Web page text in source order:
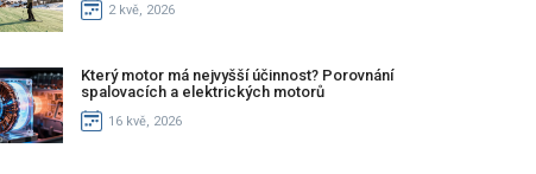
2 kvě, 2026
Který motor má nejvyšší účinnost? Porovnání
spalovacích a elektrických motorů
16 kvě, 2026